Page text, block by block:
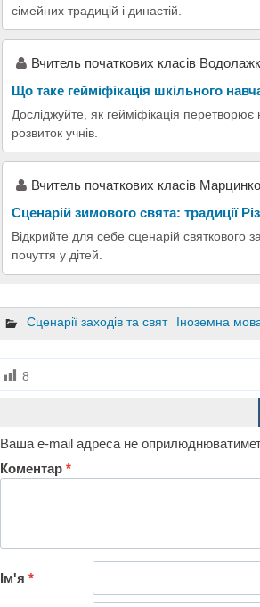
сімейних традицій і династій.
Вчитель початкових класів
Що таке гейміфікація шкільного
Досліджуйте, як гейміфікація
розвиток учнів.
Вчитель початкових класів
Сценарій зимового свята: традиції
Відкрийте для себе сценарій святкового
почуття у дітей.
Сценарії заходів та свят Іноземна
8
Ваша e-mail адреса не
Коментар *
Ім'я *